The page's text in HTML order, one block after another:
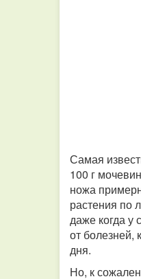
Самая
100 г
ножа
растения по
даже когда у
от болезней,
дня.
Но, к